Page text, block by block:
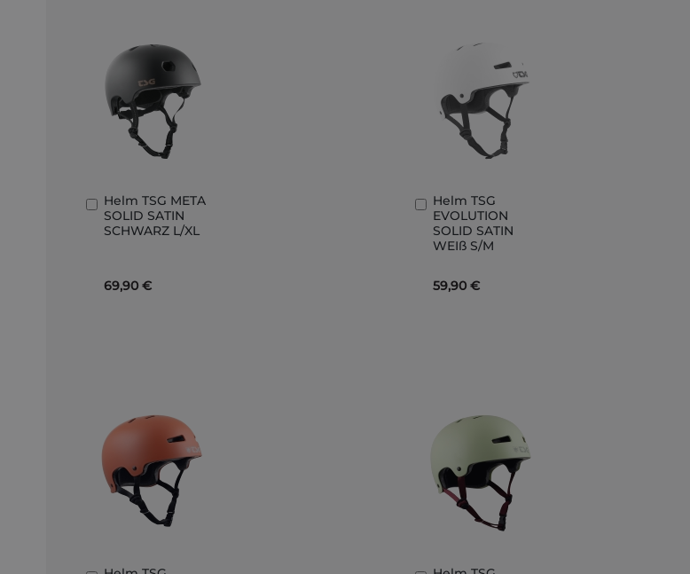
Helm TSG META
SOLID SATIN
SCHWARZ L/XL
69,90 €
In
den
Warenkorb
Helm TSG
EVOLUTION
SOLID SATIN
WEIß S/M
59,90 €
In
den
Warenkorb